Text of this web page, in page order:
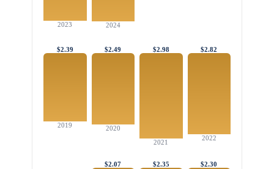
2024
2023
$2.82
2022
$2.98
2021
$2.49
2020
$2.39
2019
$2.30
$2.35
$2.07